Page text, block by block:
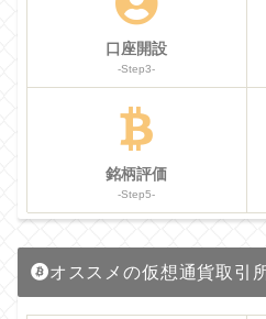
口座開設
-Step3-
銘柄評価
-Step5-
オススメの仮想通貨取引